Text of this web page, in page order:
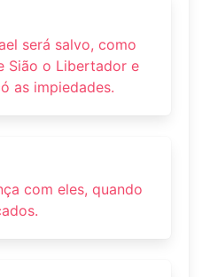
será salvo, como
Sião o Libertador e
as impiedades.
com eles, quando